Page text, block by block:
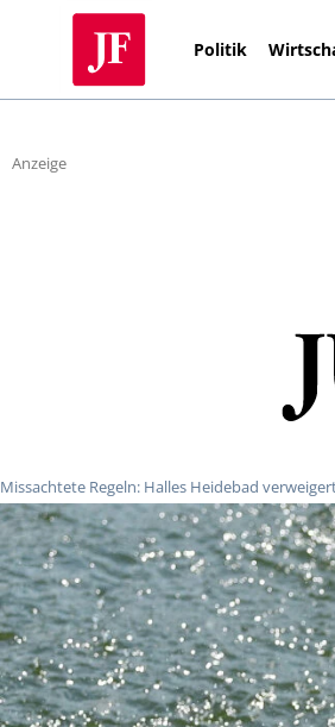
Politik
Anzeige
Missachtete Regeln: Halles Heidebad